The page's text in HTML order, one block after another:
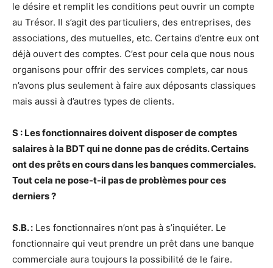
le désire et remplit les conditions peut ouvrir un compte
au Trésor. Il s’agit des particuliers, des entreprises, des
associations, des mutuelles, etc. Certains d’entre eux ont
déjà ouvert des comptes. C’est pour cela que nous nous
organisons pour offrir des services complets, car nous
n’avons plus seulement à faire aux déposants classiques
mais aussi à d’autres types de clients.
S : Les fonctionnaires doivent disposer de comptes
salaires à la BDT qui ne donne pas de crédits. Certains
ont des prêts en cours dans les banques commerciales.
Tout cela ne pose-t-il pas de problèmes pour ces
derniers ?
S.B. : Les fonctionnaires n’ont pas à s’inquiéter. Le
fonctionnaire qui veut prendre un prêt dans une banque
commerciale aura toujours la possibilité de le faire.